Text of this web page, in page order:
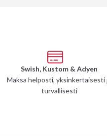
Swish, Kustom & Adyen
Maksa helposti, yksinkertaisesti
turvallisesti